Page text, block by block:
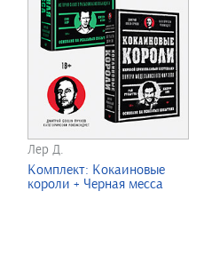
Лер Д.
Комплект: Кокаиновые
короли + Черная месса